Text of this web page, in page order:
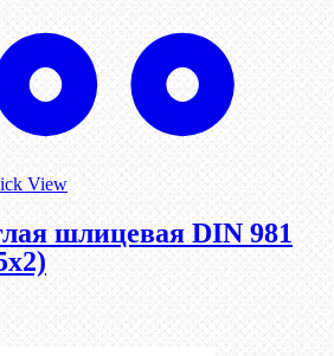
View
шлицевая DIN 981